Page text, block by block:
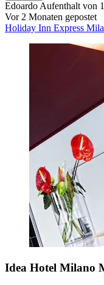
Edoardo Aufenthalt von
Vor 2 Monaten gepostet
Holiday Inn Express
Idea Hotel Milano